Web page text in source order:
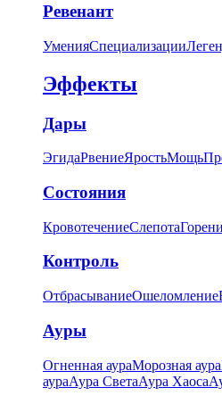
Ревенант
УменияСпециализации
Эффекты
Дары
ЭгидаРвениеЯростьМощь
Состояния
КровотечениеСлепота
Контроль
ОтбрасываниеОшеломление
Ауры
Огненная аураМорозная аура
аураАура СветаАура Хаоса